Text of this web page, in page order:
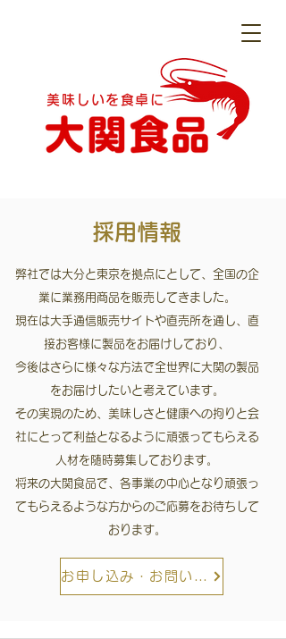
美味しいを食卓に
採用情報
弊社では大分と東京を拠点にとして、全国の企
業に業務用商品を販売してきました。
現在は大手通信販売サイトや直売所を通し、直
接お客様に製品をお届けしており、
今後はさらに様々な方法で全世界に大関の製品
をお届けしたいと考えています。
その実現のため、美味しさと健康への拘りと会
社にとって利益となるように頑張ってもらえる
人材を随時募集しております。
将来の大関食品で、各事業の中心となり頑張っ
てもらえるような方からのご応募をお待ちして
おります。
お申し込み・お問い合わせはこちらから